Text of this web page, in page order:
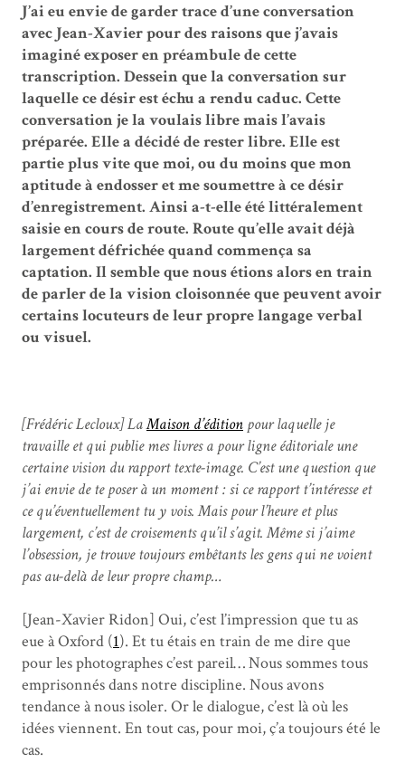
J’ai eu envie de garder trace d’une conversation
avec Jean-Xavier pour des raisons que j’avais
imaginé exposer en préambule de cette
transcription. Dessein que la conversation sur
laquelle ce désir est échu a rendu caduc. Cette
conversation je la voulais libre mais l’avais
préparée. Elle a décidé de rester libre. Elle est
partie plus vite que moi, ou du moins que mon
aptitude à endosser et me soumettre à ce désir
d’enregistrement. Ainsi a-t-elle été littéralement
saisie en cours de route. Route qu’elle avait déjà
largement défrichée quand commença sa
captation. Il semble que nous étions alors en train
de parler de la vision cloisonnée que peuvent avoir
certains locuteurs de leur propre langage verbal
ou visuel.
[Frédéric Lecloux] LaMaison d’édition pour laquelle je
travaille et qui publie mes livres a pour ligne éditoriale une
certaine vision du rapport texte-image. C’est une question que
j’ai envie de te poser à un moment : si ce rapport t’intéresse et
ce qu’éventuellement tu y vois. Mais pour l’heure et plus
largement, c’est de croisements qu’il s’agit. Même si j’aime
l’obsession, je trouve toujours embêtants les gens qui ne voient
pas au-delà de leur propre champ…
[Jean-Xavier Ridon] Oui, c’est l’impression que tu as
eue à Oxford (1). Et tu étais en train de me dire que
pour les photographes c’est pareil… Nous sommes tous
emprisonnés dans notre discipline. Nous avons
tendance à nous isoler. Or le dialogue, c’est là où les
idées viennent. En tout cas, pour moi, ç’a toujours été le
cas.